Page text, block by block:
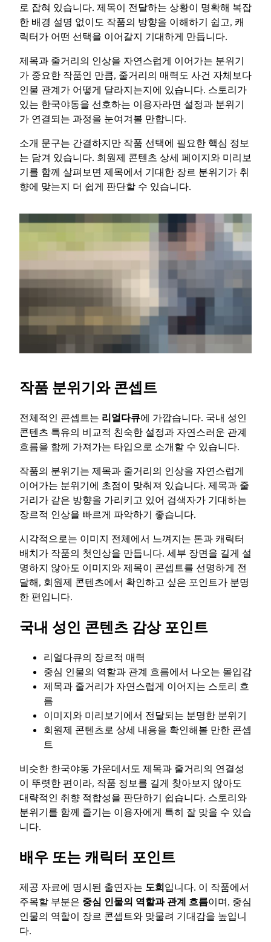
로 잡혀 있습니다. 제목이 전달하는 상황이 명확해 복잡
한 배경 설명 없이도 작품의 방향을 이해하기 쉽고, 캐
릭터가 어떤 선택을 이어갈지 기대하게 만듭니다.
제목과 줄거리의 인상을 자연스럽게 이어가는 분위기
가 중요한 작품인 만큼, 줄거리의 매력도 사건 자체보다
인물 관계가 어떻게 달라지는지에 있습니다. 스토리가
있는 한국야동을 선호하는 이용자라면 설정과 분위기
가 연결되는 과정을 눈여겨볼 만합니다.
소개 문구는 간결하지만 작품 선택에 필요한 핵심 정보
는 담겨 있습니다. 회원제 콘텐츠 상세 페이지와 미리보
기를 함께 살펴보면 제목에서 기대한 장르 분위기가 취
향에 맞는지 더 쉽게 판단할 수 있습니다.
작품 분위기와 콘셉트
전체적인 콘셉트는 리얼다큐에 가깝습니다. 국내 성인
콘텐츠 특유의 비교적 친숙한 설정과 자연스러운 관계
흐름을 함께 가져가는 타입으로 소개할 수 있습니다.
작품의 분위기는 제목과 줄거리의 인상을 자연스럽게
이어가는 분위기에 초점이 맞춰져 있습니다. 제목과 줄
거리가 같은 방향을 가리키고 있어 검색자가 기대하는
장르적 인상을 빠르게 파악하기 좋습니다.
시각적으로는 이미지 전체에서 느껴지는 톤과 캐릭터
배치가 작품의 첫인상을 만듭니다. 세부 장면을 길게 설
명하지 않아도 이미지와 제목이 콘셉트를 선명하게 전
달해, 회원제 콘텐츠에서 확인하고 싶은 포인트가 분명
한 편입니다.
국내 성인 콘텐츠 감상 포인트
리얼다큐의 장르적 매력
중심 인물의 역할과 관계 흐름에서 나오는 몰입감
제목과 줄거리가 자연스럽게 이어지는 스토리 흐
름
이미지와 미리보기에서 전달되는 분명한 분위기
회원제 콘텐츠로 상세 내용을 확인해볼 만한 콘셉
트
비슷한 한국야동 가운데서도 제목과 줄거리의 연결성
이 뚜렷한 편이라, 작품 정보를 길게 찾아보지 않아도
대략적인 취향 적합성을 판단하기 쉽습니다. 스토리와
분위기를 함께 즐기는 이용자에게 특히 잘 맞을 수 있습
니다.
배우 또는 캐릭터 포인트
제공 자료에 명시된 출연자는 도희입니다. 이 작품에서
주목할 부분은 중심 인물의 역할과 관계 흐름이며, 중심
인물의 역할이 장르 콘셉트와 맞물려 기대감을 높입니
다.